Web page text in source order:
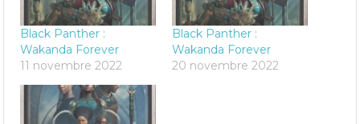
Black Panther :
Wakanda Forever
11 novembre 2022
Black Panther :
Wakanda Forever
20 novembre 2022